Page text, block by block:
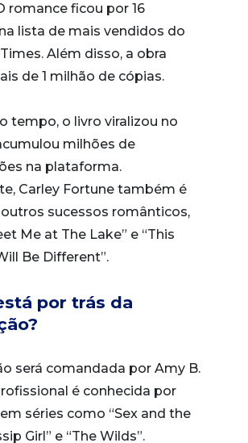
romance ficou por 16
lista de mais vendidos do
Além disso, a obra
de 1 milhão de cópias.
tempo, o livro viralizou no
milhões de
na plataforma.
Carley Fortune também é
sucessos românticos,
Me at The Lake” e “This
Be Different”.
por trás da
será comandada por Amy B.
é conhecida por
séries como “Sex and the
Girl” e “The Wilds”.